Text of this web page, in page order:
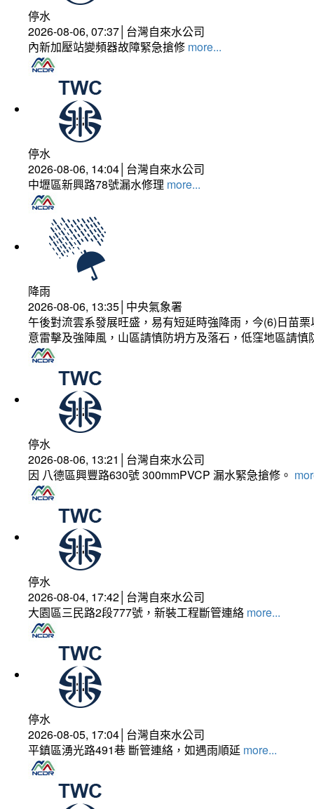
停水
2026-08-06, 07:37│台灣自來水公司
內新加壓站變頻器故障緊急搶修 more...
停水
2026-08-06, 14:04│台灣自來水公司
中壢區新興路78號漏水修理 more...
降雨
2026-08-06, 13:35│中央氣象署
午後對流雲系發展旺盛，易有短延時強降雨，今(6)日苗
意雷擊及強陣風，山區請慎防坍方及落石，低窪地區請
停水
2026-08-06, 13:21│台灣自來水公司
因 八德區興豐路630號 300mmPVCP 漏水緊急搶修。
停水
2026-08-04, 17:42│台灣自來水公司
大園區三民路2段777號，新裝工程斷管連絡 more...
停水
2026-08-05, 17:04│台灣自來水公司
平鎮區湧光路491巷 斷管連絡，如遇雨順延 more...